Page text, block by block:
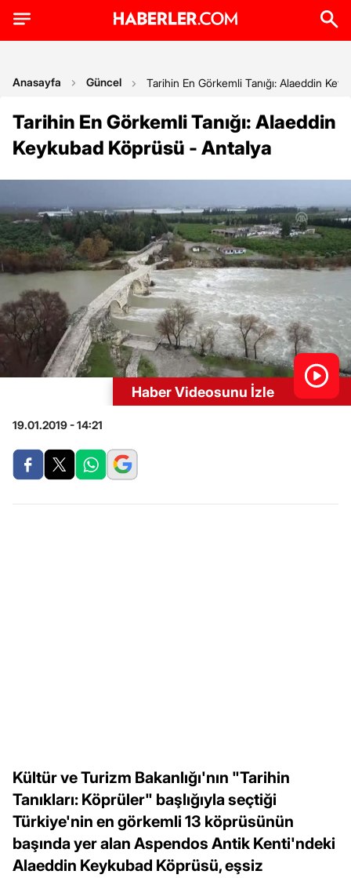
Anasayfa Güncel Tarihin En Görkemli Tanığı: Alaeddin
Tarihin En Görkemli Tanığı: Alaeddin
Keykubad Köprüsü - Antalya
Haber Videosunu İzle
19.01.2019 - 14:21
Kültür ve Turizm Bakanlığı'nın "Tarihin
Tanıkları: Köprüler" başlığıyla seçtiği
Türkiye'nin en görkemli 13 köprüsünün
başında yer alan Aspendos Antik Kenti'ndeki
Alaeddin Keykubad Köprüsü, eşsiz